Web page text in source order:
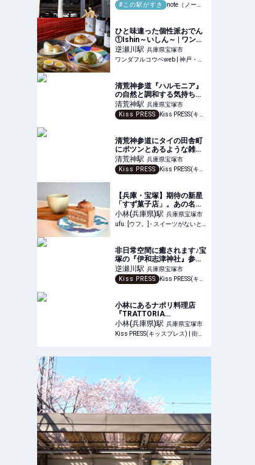
#この駅がすき
note（ノート）
ひと味違った個性派おでん
①Ishin～いしん～ | ワンダ
フルコウベweb
逆瀬川駅 兵庫県宝塚市
ワンダフルコウベweb | 神戸・阪神間のとっておきの情報をお届けします。
清荒神参道『ハルモニア』
の自然と調和する気持ちい
い空間で食べるグルテンフ
リーのインド家庭料理
清荒神駅 兵庫県宝塚市
Kiss PRESS
Kiss PRESS(キッスプレス) | 街を、もっと楽しもう
清荒神参道にタイの田舎町
にポツンとあるような雑貨
屋カフェバー『Doipui ドイ
プイ』誕生
清荒神駅 兵庫県宝塚市
Kiss PRESS
Kiss PRESS(キッスプレス) | 街を、もっと楽しもう
【兵庫・宝塚】期待の新星
「すず菓子店」。あの名店
出身パティシエが手がけ
る“やさしすぎるお菓子”と
は？ - ufu. [ウフ。]
小林(兵庫県)駅 兵庫県宝塚市
ufu. [ウフ。] - スイーツがないと始まらないufu.ウフ。
非日常空間に癒されます♪宝
塚の『伊和志津神社』参詣
で生活に“ハレとケ”を取り
入れてみました
逆瀬川駅 兵庫県宝塚市
Kiss PRESS
Kiss PRESS(キッスプレス) | 街を、もっと楽しもう
小林にあるナポリ料理店
『TRATTORIA
SCAMMARO（トラットリ
アスカンマロ）』でランチ
してきました 宝塚市
小林(兵庫県)駅 兵庫県宝塚市
Kiss PRESS(キッスプレス) | 街を、もっと楽しもう